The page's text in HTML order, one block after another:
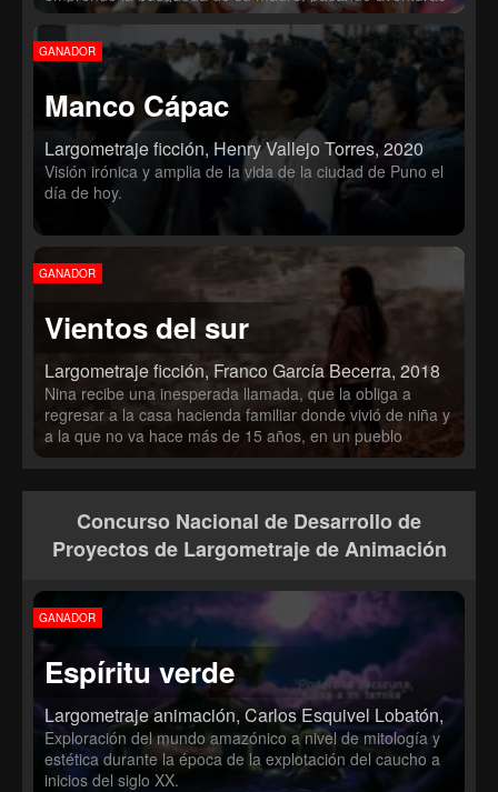
únicas juntamente con su mejor amigo, Jorge.
GANADOR
Manco Cápac
Largometraje ficción, Henry Vallejo Torres, 2020
Visión irónica y amplia de la vida de la ciudad de Puno el
día de hoy.
GANADOR
Vientos del sur
Largometraje ficción, Franco García Becerra, 2018
Nina recibe una inesperada llamada, que la obliga a
regresar a la casa hacienda familiar donde vivió de niña y
a la que no va hace más de 15 años, en un pueblo
alejado de la ciudad del Cusco. Ahí vive su abuelo
pensando que en su casa existe un “tapado” o tesoro
familiar escondido. Esta reunión hará replantear sus vidas
y encontrar una explicación al rumbo solitario que llevan.
Concurso Nacional de Desarrollo de
Proyectos de Largometraje de Animación
GANADOR
Espíritu verde
Largometraje animación, Carlos Esquivel Lobatón,
Exploración del mundo amazónico a nivel de mitología y
estética durante la época de la explotación del caucho a
inicios del siglo XX.